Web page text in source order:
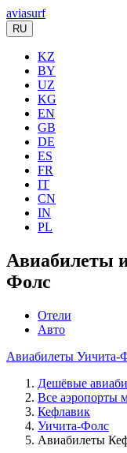
aviasurf
RU
KZ
BY
UZ
KG
EN
GB
DE
ES
FR
IT
CN
IN
PL
Авиабилеты
Фолс
Отели
Авто
Авиабилеты
Дешёвые
Все аэропорты
Кефлавик
Уичита-Фолс
Авиабилеты